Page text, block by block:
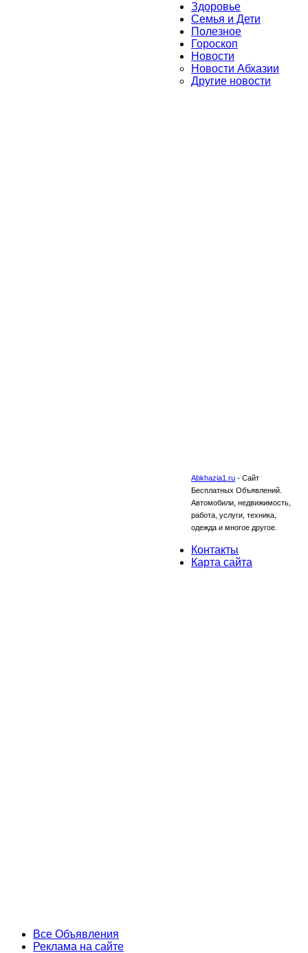
Здоровье
Семья и Дети
Полезное
Гороскоп
Новости
Новости Абхазии
Другие новости
Abkhazia1.ru - Сайт
Бесплатных Объявлений.
Автомобили, недвижимость,
работа, услуги, техника,
одежда и многое другое.
Контакты
Карта сайта
Все Объявления
Реклама на сайте